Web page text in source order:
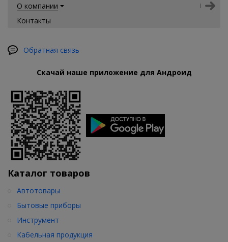
О компании
Контакты
Обратная связь
Скачай наше приложение для Андроид
Каталог товаров
Автотовары
Бытовые приборы
Инструмент
Кабельная продукция